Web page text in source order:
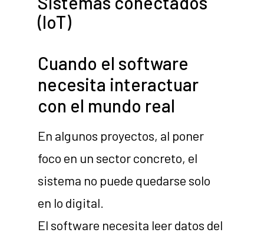
(IoT)
Cuando el software
necesita interactuar
con el mundo real
En algunos proyectos, al poner
foco en un sector concreto, el
sistema no puede quedarse solo
en lo digital.
El software necesita leer datos del